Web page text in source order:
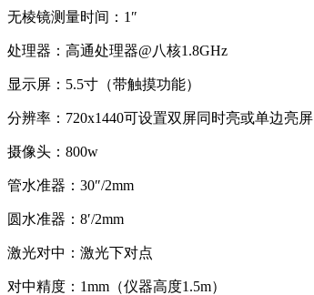
无棱镜测量时间：1″
处理器：高通处理器@八核1.8GHz
显示屏：5.5寸（带触摸功能）
分辨率：720x1440可设置双屏同时亮或单边亮屏
摄像头：800w
管水准器：30″/2mm
圆水准器：8′/2mm
激光对中：激光下对点
对中精度：1mm（仪器高度1.5m）